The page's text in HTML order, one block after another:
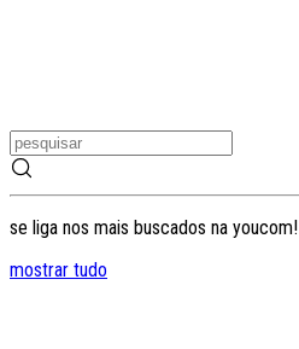
se liga nos mais buscados na youcom!
mostrar tudo